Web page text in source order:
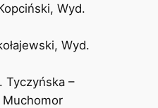
Wyd.
Wyd.
Tyczyńska –